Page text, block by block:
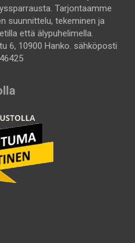
Tarjontaamme
suunnittelu, tekeminen ja
että älypuhelimella.
6, 10900 Hanko. sähköposti